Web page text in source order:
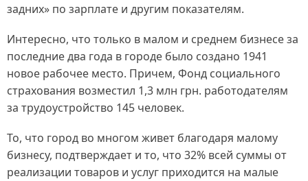
задних» по зарплате и другим показателям.
Интересно, что только в малом и среднем бизнесе за
последние два года в городе было создано 1941
новое рабочее место. Причем, Фонд социального
страхования возместил 1,3 млн грн. работодателям
за трудоустройство 145 человек.
То, что город во многом живет благодаря малому
бизнесу, подтверждает и то, что 32% всей суммы от
реализации товаров и услуг приходится на малые